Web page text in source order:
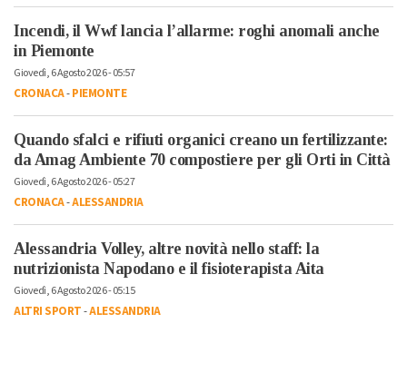
Incendi, il Wwf lancia l’allarme: roghi anomali anche
in Piemonte
Giovedì, 6 Agosto 2026 - 05:57
CRONACA-PIEMONTE
Quando sfalci e rifiuti organici creano un fertilizzante:
da Amag Ambiente 70 compostiere per gli Orti in Città
Giovedì, 6 Agosto 2026 - 05:27
CRONACA-ALESSANDRIA
Alessandria Volley, altre novità nello staff: la
nutrizionista Napodano e il fisioterapista Aita
Giovedì, 6 Agosto 2026 - 05:15
ALTRI SPORT-ALESSANDRIA